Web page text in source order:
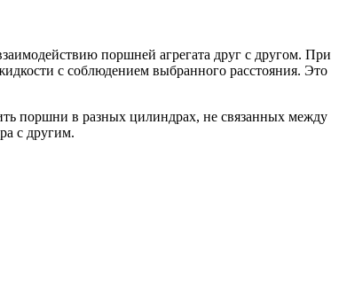
поршней агрегата друг с другом. При
с соблюдением выбранного расстояния. Это
поршни в разных цилиндрах, не связанных между
с другим.